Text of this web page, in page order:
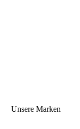
Unsere Marken